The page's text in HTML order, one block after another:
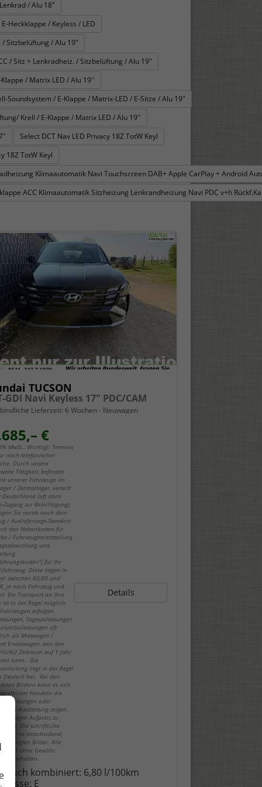
/ Alu 18"
Heckklappe / Keyless / LED
/ Sitzbelüftung / Alu 19"
/ Sitz + Lenkradheiz. / Sitzbelüftung / Alu 19"
/ Matrix LED / Alu 19''
Soundsystem / E-Klappe / Matrix-LED / E-Sitze / Alu 19"
Krell / E-Klappe / Matrix LED / Alu 19''
Select DCT Nav LED Privacy 18Z TotW Keyl
18Z TotW Keyl
Klimaautomatik Navi Touchscreen DAB+ Apple CarPlay + Android
ACC Klimaautomatik Sitzheizung Lenkrandheizung Navi PDC v+h
TUCSON
GDI Navi Keyless 17" PDC/CAM
Lieferzeit: 6 Wochen Neuwagen
€
MwSt.. Wichtig!: Termine
nach telefonischer
Durch unsere
Tätigkeit, befinden
unserer Fahrzeuge im
/ Zentrallager, verteilt
Deutschland (oft ohne
Zugang zur Besichtigung).
Sie vorab nach dem
/ Auslieferungs-Standort
den Nebenkosten für
/ Fahrzeugbereitstellung
und
für Ihr
Diese liegen in
zwischen 60,00 und
je nach Fahrzeug und
Ein Transport an Ihre
ist in der Regel möglich.
erfolgen
Tageszulassungen
oft
als Mietwagen /
Ersatzwagen, was den
AU Zeitraum auf 1 Jahr
kann. Die
liegt in der Regel
Deutsch bei. Bei den
Bildern kann es sich
handeln die
oder
Ausstattung zeigen,
gegen Aufpreis zu
sind. Die schriftliche
ist entscheidend,
gezeigten Bilder. Alle
sind ohne Gewähr.
vorbehalten.
Details
kombiniert: 6,80 l/100km
E